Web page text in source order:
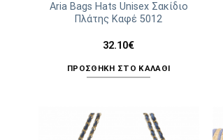
Aria Bags Hats Unisex Σακίδιο
Πλάτης Καφέ 5012
32.10€
ΠΡΟΣΘΉΚΗ ΣΤΟ ΚΑΛΆΘΙ